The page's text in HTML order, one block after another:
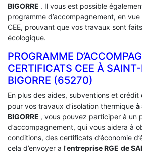
BIGORRE . Il vous est possible
programme d’accompagnement, en
CEE, prouvant que vos travaux sont
écologique.
PROGRAMME
CERTIFICATS CEE À
BIGORRE (65270)
En plus des aides, subventions et crédit
pour vos travaux d’isolation thermique à
BIGORRE , vous pouvez participer à un
d’accompagnement, qui vous aidera à
conditions, des certificats d’économie
cela d’envoyer a l’entreprise RGE de